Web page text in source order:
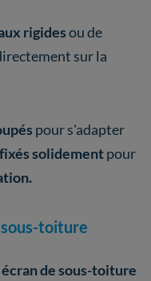
rigidesou de
sur la
pour s'adapter
fixés solidementpour
sous-toiture
écran de sous-toiture